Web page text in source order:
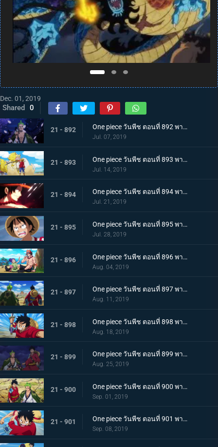
Dec. 01, 2019
Shared 0
21 - 892 One piece วันพีช ตอนที่ 892 พากย์ไทย แคว้นวาโนะคุนิ! สู่แคว้นแห่งซามูไร
Jul. 07, 2019
21 - 893 One piece วันพีช ตอนที่ 893 พากย์ไทย โอทามะปรากฏตัว ลูฟี่ vs ทหารไคโด!
Jul. 14, 2019
21 - 894 One piece วันพีช ตอนที่ 894 พากย์ไทย จะต้องมาแน่ๆ ตำนานเอสที่แคว้นวาโนะ!
Jul. 21, 2019
21 - 895 One piece วันพีช ตอนที่ 895 พากย์ไทย ตอนพิเศษ! นักล่าค่าหัวสุดแกร่ง ซีดอล
Jul. 28, 2019
21 - 896 One piece วันพีช ตอนที่ 896 พากย์ไทย ตอนพิเศษ! ศึกตัดสินระหว่างลูฟี่และเจ้าแห่งแก๊ส
Aug. 04, 2019
21 - 897 One piece วันพีช ตอนที่ 897 พากย์ไทย ช่วยโอทามะ หมวกฟางทะลวงฝ่าทุ่งรกร้าง!
Aug. 11, 2019
21 - 898 One piece วันพีช ตอนที่ 898 พากย์ไทย ดาราเด่น! จอมขมังเวทย์ฮอว์คินส์ออกโรง
Aug. 18, 2019
21 - 899 One piece วันพีช ตอนที่ 899 พากย์ไทย ความพ่ายแพ้ที่เลี่ยงไม่ได้ การโจมตีอย่างหนักของสตรอว์แมน!
Aug. 25, 2019
21 - 900 One piece วันพีช ตอนที่ 900 พากย์ไทย วันที่แสนจะสุดยอด โอทามะ และ ถั่วแดงต้ม
Sep. 01, 2019
21 - 901 One piece วันพีช ตอนที่ 901 พากย์ไทย บุกรังของศัตรู เมืองบาคุระที่เต็มไปด้วยเจ้าหน้าที่รัฐ!
Sep. 08, 2019